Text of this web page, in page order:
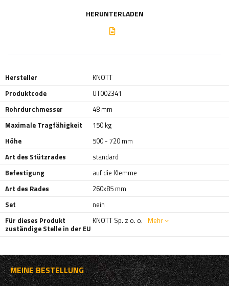
HERUNTERLADEN
Hersteller
KNOTT
Produktcode
UT002341
Rohrdurchmesser
48 mm
Maximale Tragfähigkeit
150 kg
Höhe
500 - 720 mm
Art des Stützrades
standard
Befestigung
auf die Klemme
Art des Rades
260x85 mm
Set
nein
Für dieses Produkt
zuständige Stelle in der EU
KNOTT Sp. z o. o. Mehr
MEINE BESTELLUNG